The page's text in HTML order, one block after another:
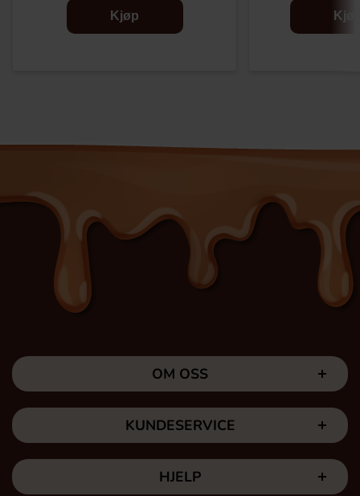
Kjøp
OM OSS
KUNDESERVICE
HJELP